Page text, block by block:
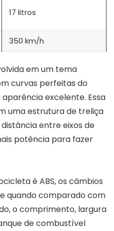
17 litros
350 km/h
em um tema
curvas perfeitas do
excelente. Essa
uma estrutura de treliça
entre eixos de
potência para fazer
é ABS, os câmbios
quando comparado com
o comprimento, largura
de combustível